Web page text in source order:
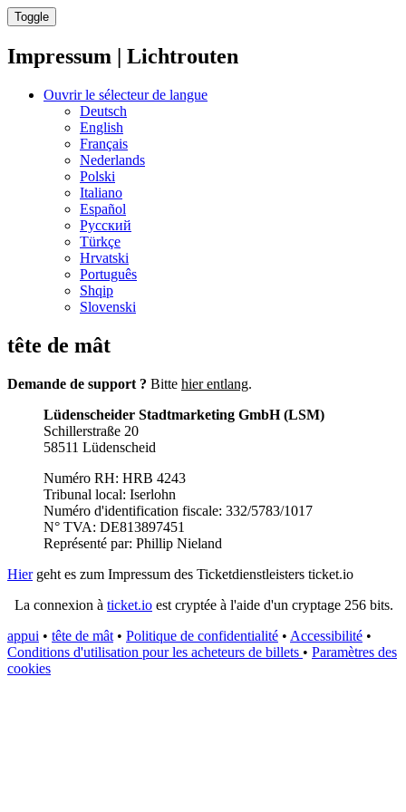
Toggle
Impressum | Lichtrouten
Ouvrir le sélecteur de langue
Deutsch
English
Français
Nederlands
Polski
Italiano
Español
Русский
Türkçe
Hrvatski
Português
Shqip
Slovenski
tête de mât
Demande de support ? Bitte hier entlang.
Lüdenscheider Stadtmarketing GmbH (LSM)
Schillerstraße 20
58511 Lüdenscheid
Numéro RH: HRB 4243
Tribunal local: Iserlohn
Numéro d'identification fiscale: 332/5783/1017
N° TVA: DE813897451
Représenté par: Phillip Nieland
Hiergeht es zum Impressum des Ticketdienstleisters ticket.io
La connexion à ticket.io est cryptée à l'aide d'un cryptage 256 bits.
appui • tête de mât • Politique de confidentialité • Accessibilité •
Conditions d'utilisation pour les acheteurs de billets • Paramètres des
cookies